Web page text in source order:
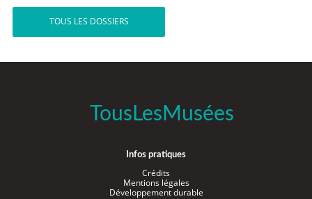
TOUS LES DOSSIERS
TousLesMusées
Infos pratiques
Crédits
Mentions légales
Développement durable